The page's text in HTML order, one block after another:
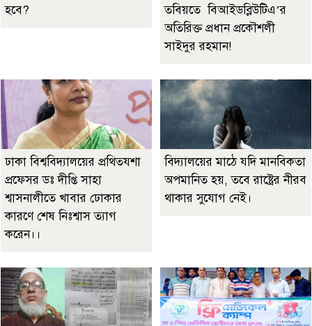
হবে?
তবিয়তে বিআইডব্লিউটিএ’র
অতিরিক্ত প্রধান প্রকৌশলী
সাইদুর রহমান!
ঢাকা বিশ্ববিদ্যালয়ের প্রথিতযশা
প্রফেসর ডঃ দীপ্তি সাহা
শ্বাসনালীতে খাবার ঢোকার
কারণে শেষ নিঃশ্বাস ত্যাগ
করেন।।
বিদ্যালয়ের মাঠে যদি মানবিকতা
অপমানিত হয়, তবে রাষ্ট্রের নীরব
থাকার সুযোগ নেই।